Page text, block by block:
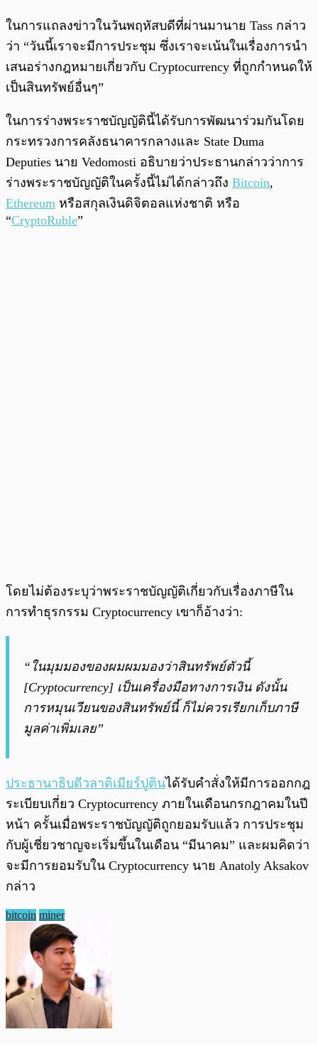
ในการแถลงข่าวในวันพฤหัสบดีที่ผ่านมานาย Tass กล่าว
ว่า “วันนี้เราจะมีการประชุม ซึ่งเราจะเน้นในเรื่องการนำ
เสนอร่างกฎหมายเกี่ยวกับ Cryptocurrency ที่ถูกกำหนดให้
เป็นสินทรัพย์อื่นๆ”
ในการร่างพระราชบัญญัตินี้ได้รับการพัฒนาร่วมกันโดย
กระทรวงการคลังธนาคารกลางและ State Duma
Deputies นาย Vedomosti อธิบายว่าประธานกล่าวว่าการ
ร่างพระราชบัญญัติในครั้งนี้ไม่ได้กล่าวถึง Bitcoin,
Ethereum หรือสกุลเงินดิจิตอลแห่งชาติ หรือ
“CryptoRuble”
โดยไม่ต้องระบุว่าพระราชบัญญัติเกี่ยวกับเรื่องภาษีใน
การทำธุรกรรม Cryptocurrency เขาก็อ้างว่า:
“ในมุมมองของผมผมมองว่าสินทรัพย์ตัวนี้
[Cryptocurrency] เป็นเครื่องมือทางการเงิน ดังนั้น
การหมุนเวียนของสินทรัพย์นี้ ก็ไม่ควรเรียกเก็บภาษี
มูลค่าเพิ่มเลย”
ประธานาธิบดีวลาดิเมียร์ปูตินได้รับคำสั่งให้มีการออกกฎ
ระเบียบเกี่ยว Cryptocurrency ภายในเดือนกรกฎาคมในปี
หน้า ครั้นเมื่อพระราชบัญญัติถูกยอมรับแล้ว การประชุม
กับผู้เชี่ยวชาญจะเริ่มขึ้นในเดือน “มีนาคม” และผมคิดว่า
จะมีการยอมรับใน Cryptocurrency นาย Anatoly Aksakov
กล่าว
bitcoin miner